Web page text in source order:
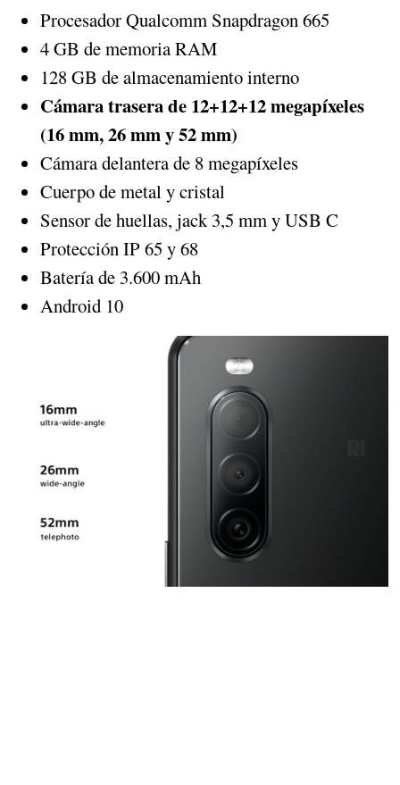
Procesador Qualcomm Snapdragon 665
4 GB de memoria RAM
128 GB de almacenamiento interno
Cámara trasera de 12+12+12 megapíxeles
(16 mm, 26 mm y 52 mm)
Cámara delantera de 8 megapíxeles
Cuerpo de metal y cristal
Sensor de huellas, jack 3,5 mm y USB C
Protección IP 65 y 68
Batería de 3.600 mAh
Android 10